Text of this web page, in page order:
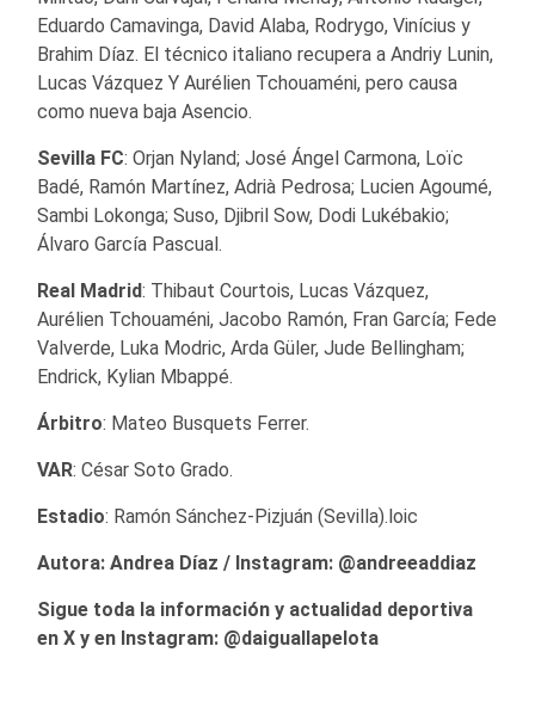
Eduardo Camavinga, David Alaba, Rodrygo, Vinícius y
Brahim Díaz. El técnico italiano recupera a Andriy Lunin,
Lucas Vázquez Y Aurélien Tchouaméni, pero causa
como nueva baja Asencio.
Sevilla FC: Orjan Nyland; José Ángel Carmona, Loïc
Badé, Ramón Martínez, Adrià Pedrosa; Lucien Agoumé,
Sambi Lokonga; Suso, Djibril Sow, Dodi Lukébakio;
Álvaro García Pascual.
Real Madrid: Thibaut Courtois, Lucas Vázquez,
Aurélien Tchouaméni, Jacobo Ramón, Fran García; Fede
Valverde, Luka Modric, Arda Güler, Jude Bellingham;
Endrick, Kylian Mbappé.
Árbitro: Mateo Busquets Ferrer.
VAR: César Soto Grado.
Estadio: Ramón Sánchez-Pizjuán (Sevilla).loic
Autora: Andrea Díaz / Instagram: @andreeaddiaz
Sigue toda la información y actualidad deportiva
en X y en Instagram: @daiguallapelota